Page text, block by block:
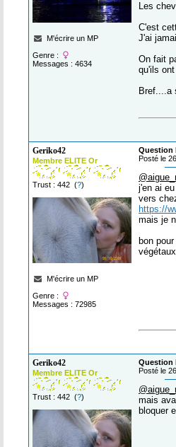
M'écrire un MP
Genre :
Messages : 4634
Les
C'est
J'ai
On fait
qu'ils
Bref....a
Geriko42
Membre ELITE Or
Trust : 442 (?)
M'écrire un MP
Genre :
Messages : 72985
Question
Posté le
j'en ai
vers
https://
mais je
bon
Geriko42
Membre ELITE Or
Trust : 442 (?)
Question
Posté le
mais
bloquer